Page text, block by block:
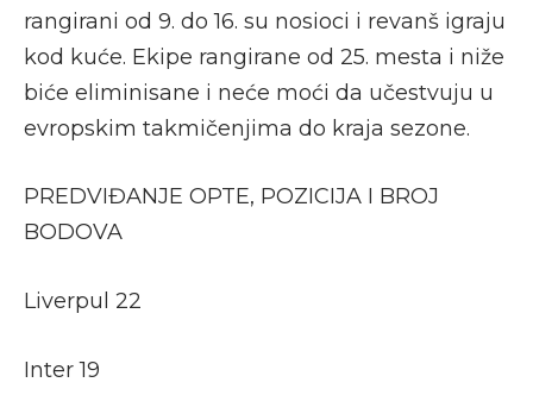
rangirani od 9. do 16. su nosioci i revanš igraju
kod kuće. Ekipe rangirane od 25. mesta i niže
biće eliminisane i neće moći da učestvuju u
evropskim takmičenjima do kraja sezone.
PREDVIĐANJE OPTE, POZICIJA I BROJ
BODOVA
Liverpul 22
Inter 19